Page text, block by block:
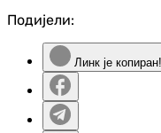
Подијели:
Линк је копиран!